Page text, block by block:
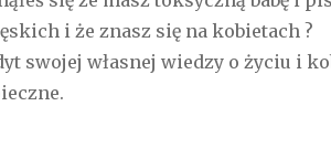
i że znasz się na kobietach ?
swojej własnej wiedzy o życiu i